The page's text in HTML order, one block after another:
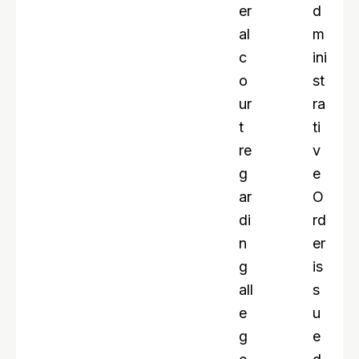
er
al
c
o
ur
t
re
g
ar
di
n
g
all
e
g
d
m
ini
st
ra
ti
v
e
O
rd
er
is
s
u
e